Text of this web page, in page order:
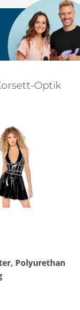
Optik
Polyurethan